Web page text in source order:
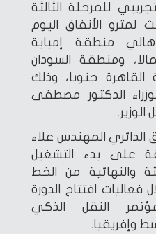
للمرحلة الثالثة
لمترو الأنفاق اليوم
منطقة إمبابة
ومنطقة السودان
القاهرة جنوبا، وذلك
الدكتور مصطفى
المهندس علاء
على بدء التشغيل
والنهائية من الخط
فعاليات افتتاح الدورة
النقل الذكي
وإفريقيا.